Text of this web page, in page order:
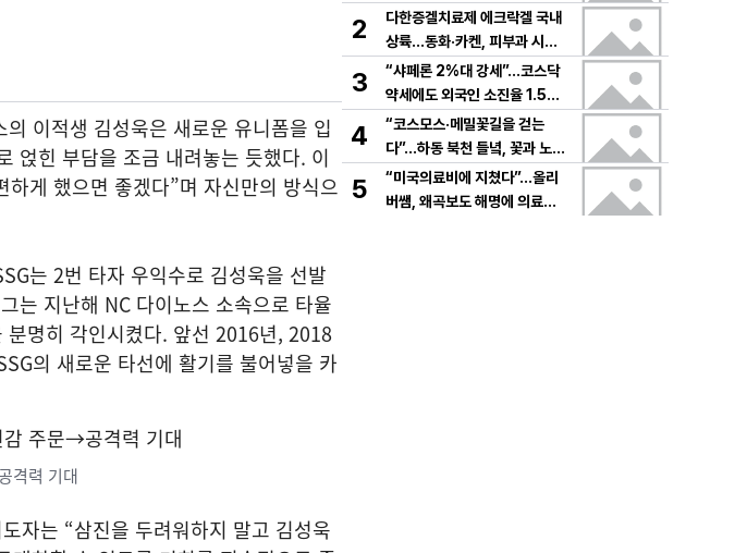
이적생 김성욱은 새로운 유니폼을 입
얹힌 부담을 조금 내려놓는 듯했다. 이
게 했으면 좋겠다”며 자신만의 방식으
는 2번 타자 우익수로 김성욱을 선발
는 지난해 NC 다이노스 소속으로 타율
명히 각인시켰다. 앞선 2016년, 2018
의 새로운 타선에 활기를 불어넣을 카
격력 기대
자는 “삼진을 두려워하지 말고 김성욱
K뷰티 고도화
2
다한증겔치료제 에크락겔 국내
상륙…동화·카켄, 피부과 시장
공략
3
“샤페론 2%대 강세”…코스닥
약세에도 외국인 소진율 1.5
9% 기록
4
“코스모스·메밀꽃길을 걷는
다”…하동 북천 들녘, 꽃과 노래
로 물드는 가을의 하루
5
“미국의료비에 지쳤다”…올리
버쌤, 왜곡보도 해명에 의료시